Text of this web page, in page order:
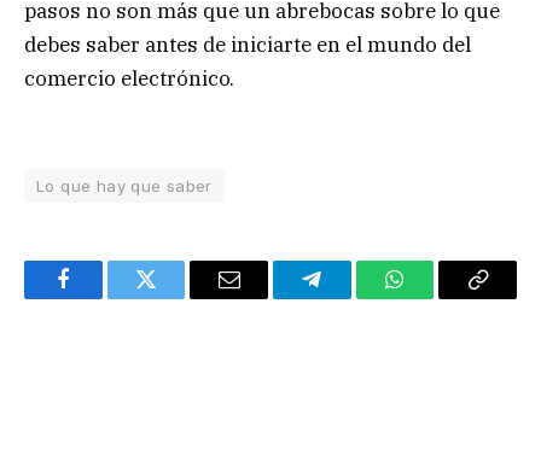
pasos no son más que un abrebocas sobre lo que
debes saber antes de iniciarte en el mundo del
comercio electrónico.
Lo que hay que saber
FacebookTwitter Email TelegramWhatsAppCopy